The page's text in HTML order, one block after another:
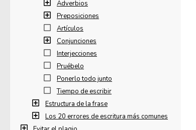
Adverbios
Preposiciones
Artículos
Conjunciones
Interjecciones
Pruébelo
Ponerlo todo junto
Tiempo de escribir
Estructura de la frase
Los 20 errores de escritura más comunes